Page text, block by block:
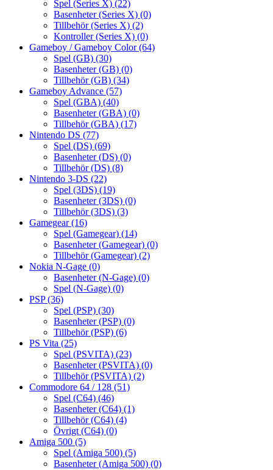
Spel (Series X) (22)
Basenheter (Series X) (0)
Tillbehör (Series X) (2)
Kontroller (Series X) (0)
Gameboy / Gameboy Color(64)
Spel (GB) (30)
Basenheter (GB) (0)
Tillbehör (GB) (34)
Gameboy Advance (57)
Spel (GBA) (40)
Basenheter (GBA) (0)
Tillbehör (GBA) (17)
Nintendo DS (77)
Spel (DS) (69)
Basenheter (DS) (0)
Tillbehör (DS) (8)
Nintendo 3-DS (22)
Spel (3DS) (19)
Basenheter (3DS) (0)
Tillbehör (3DS) (3)
Gamegear(16)
Spel (Gamegear) (14)
Basenheter (Gamegear) (0)
Tillbehör (Gamegear) (2)
Nokia N-Gage (0)
Basenheter (N-Gage) (0)
Spel (N-Gage) (0)
PSP(36)
Spel (PSP) (30)
Basenheter (PSP) (0)
Tillbehör (PSP) (6)
PS Vita (25)
Spel (PSVITA) (23)
Basenheter (PSVITA) (0)
Tillbehör (PSVITA) (2)
Commodore 64 / 128 (51)
Spel (C64) (46)
Basenheter (C64) (1)
Tillbehör (C64) (4)
Övrigt (C64) (0)
Amiga 500 (5)
Spel (Amiga 500) (5)
Basenheter (Amiga 500) (0)